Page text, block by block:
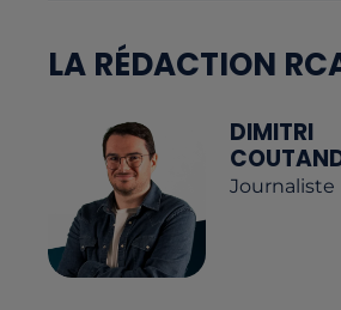
LA RÉDACTION
DIMITRI
Journaliste